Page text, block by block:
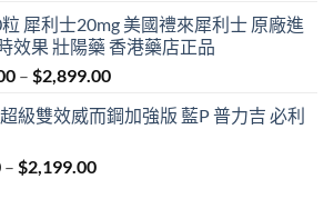
was:
$1,000.00.
is:
$899.00.
犀利士20mg 美國禮來犀利士 原廠進
效果 壯陽藥 香港藥店正品
– $2,899.00Price
$1,150.00
級雙效威而鋼加強版 藍P 普力吉 必利
– $2,199.00Price